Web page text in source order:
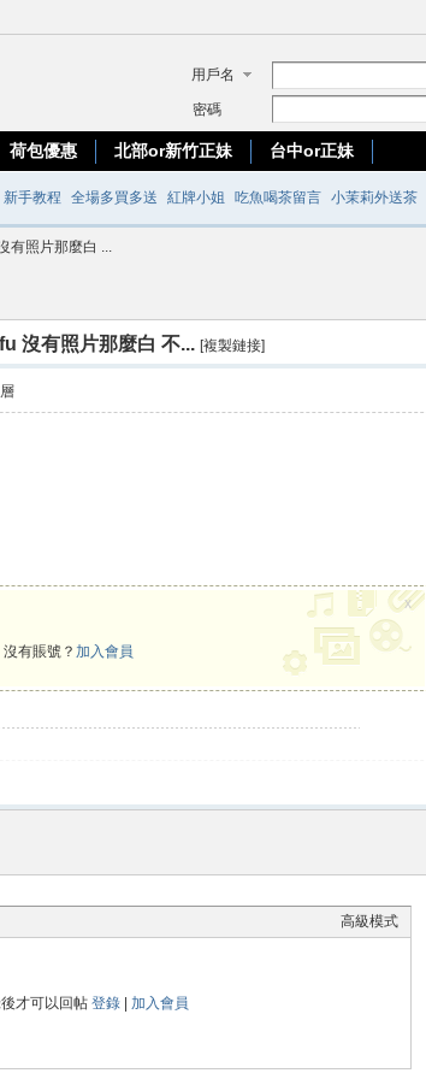
用戶名
密碼
荷包優惠 北部or新竹正妹
台中or正妹
新手教程 全場多買多送 紅牌小姐 吃魚喝茶留言 小茉莉外送茶
妹有照片那麼白 ...
沒有照片那麼白 不... [複製鏈接]
有賬號？ 加入會員
x
高級模式
才可以回帖 登錄| 加入會員